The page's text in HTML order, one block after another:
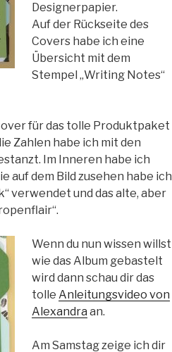
Designerpapier.
Auf der Rückseite des
Covers habe ich eine
Übersicht mit dem
Stempel „Writing Notes“
für das tolle Produktpaket
Zahlen habe ich mit den
Im Inneren habe ich
auf dem Bild zusehen habe ich
verwendet und das alte, aber
Wenn du nun wissen willst
wie das Album gebastelt
wird dann schau dir das
tolle Anleitungsvideo von
Alexandra an.
Am Samstag zeige ich dir